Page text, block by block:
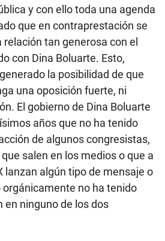
y con ello toda una agenda
que en contraprestación se
tan generosa con el
con Dina Boluarte. Esto,
la posibilidad de que
una oposición fuerte, ni
El gobierno de Dina Boluarte
años que no ha tenido
de algunos congresistas,
salen en los medios o que a
lanzan algún tipo de mensaje o
no ha tenido
en ninguno de los dos